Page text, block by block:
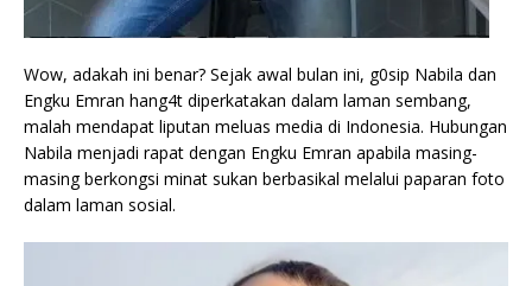
Wow, adakah ini benar? Sejak awal bulan ini, g0sip Nabila dan
Engku Emran hang4t diperkatakan dalam laman sembang,
malah mendapat liputan meluas media di Indonesia. Hubungan
Nabila menjadi rapat dengan Engku Emran apabila masing-
masing berkongsi minat sukan berbasikal melalui paparan foto
dalam laman sosial.